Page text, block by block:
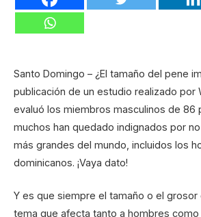
Santo Domingo – ¿El tamaño del pene
publicación de un estudio realizado por
evaluó los miembros masculinos de 86
muchos han quedado indignados por
más grandes del mundo, incluidos los
dominicanos. ¡Vaya dato!
Y es que siempre el tamaño o el grosor
tema que afecta tanto a hombres como